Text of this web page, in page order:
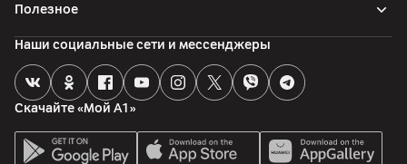
Полезное
Скачайте «Мой А1»
Наши социальные сети и мессенджеры